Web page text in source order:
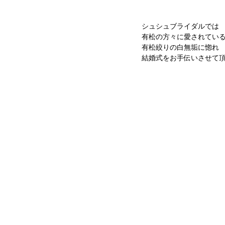
シュシュブライダルでは
有松の方々に愛されてい
有松絞りの白無垢に惚れ
結婚式をお手伝いさせて